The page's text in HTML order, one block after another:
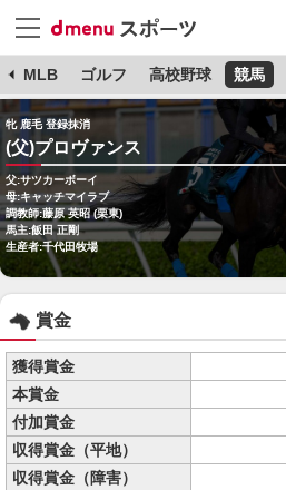
MLB ゴルフ 高校野球 競馬
牝 鹿毛 登録抹消
(父)プロヴァンス
父:サツカーボーイ
母:キャッチマイラブ
調教師:藤原 英昭 (栗東)
馬主:飯田 正剛
生産者:千代田牧場
賞金
獲得賞金
本賞金
付加賞金
収得賞金（平地）
収得賞金（障害）